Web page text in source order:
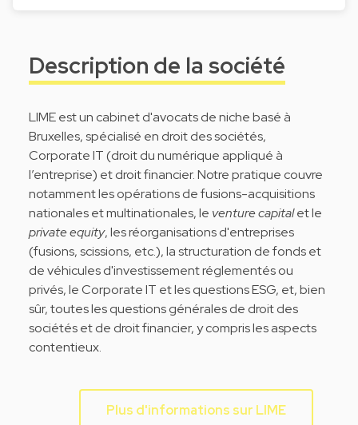
Description de la société
LIME est un cabinet d'avocats de niche basé à
Bruxelles, spécialisé en droit des sociétés,
Corporate IT (droit du numérique appliqué à
l’entreprise) et droit financier. Notre pratique couvre
notamment les opérations de fusions-acquisitions
nationales et multinationales, le venture capitalet le
private equity, les réorganisations d'entreprises
(fusions, scissions, etc.), la structuration de fonds et
de véhicules d'investissement réglementés ou
privés, le Corporate IT et les questions ESG, et, bien
sûr, toutes les questions générales de droit des
sociétés et de droit financier, y compris les aspects
contentieux.
Plus d'informations sur LIME